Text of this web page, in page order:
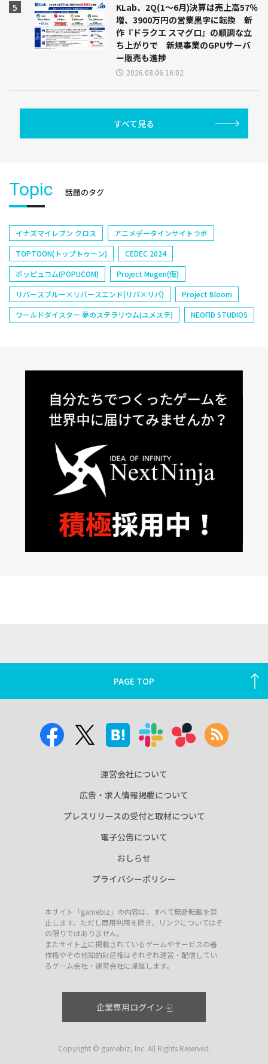
KLab、2Q(1～6月)決算は売上高57％
増、3900万円の営業黒字に転換 新
作『ドラクエ スマグロ』の順調な立
ち上がりで 新規事業のGPUサーバ
ー販売も進捗
2026.08.06 16:02
すべて見る
Topic 話題のタグ
イナズマイレブン クロス
アニメデータインサイトラボ
TOPTOON(トップトゥーン)
CEDEC 2024
ポッピュコム(POPUCOM)
Project Mugen(仮)
リバースブルー×リバースエンド(リバ×リバ)
Project Bloom
ワールドダイスター 夢のステラリウム(ユメステ)
NEOFID STUDIOS
PAGE TOP
運営会社について
広告・求人情報掲載について
プレスリリースの受付と取材について
電子公告について
おしらせ
プライバシーポリシー
本サイト「gamebiz」の内容は、すべて無断転載を禁
止します。ただし商用利用を除き、リンクについてはそ
の限りではありません。
またサイト上に掲載されているゲームやサービスの著
作権やその他知的財産権はそれぞれ運営・配信してい
るゲーム会社・運営会社に帰属します。
企業専用ログイン
Copyright © gamebiz, Inc. All Rights Reserved.